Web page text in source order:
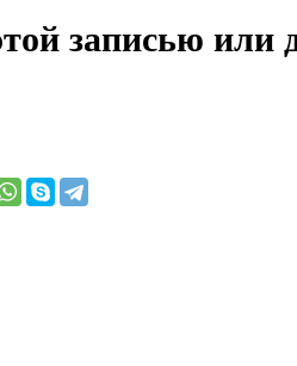
записью или